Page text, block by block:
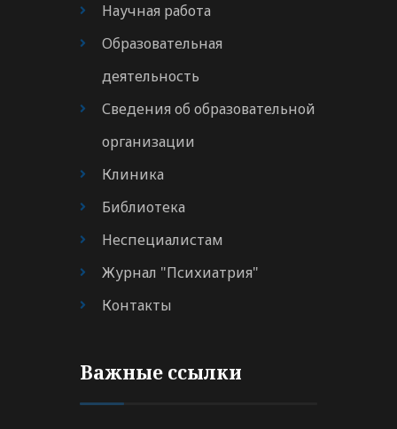
Научная работа
Образовательная
деятельность
Сведения об образовательной
организации
Клиника
Библиотека
Неспециалистам
Журнал "Психиатрия"
Контакты
Важные ссылки